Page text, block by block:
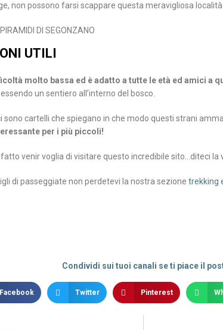
non possono farsi scappare questa meravigliosa
UTILI
molto bassa ed è adatto a tutte le età ed amici a
essendo un sentiero all’interno del bosco.
sono cartelli che spiegano in che modo questi strani
per i più piccoli!
venir voglia di visitare questo incredibile sito…diteci la
di passeggiate non perdetevi la nostra sezione trekking
Condividi sui tuoi canali se ti piace il
Facebook Twitter Pinterest